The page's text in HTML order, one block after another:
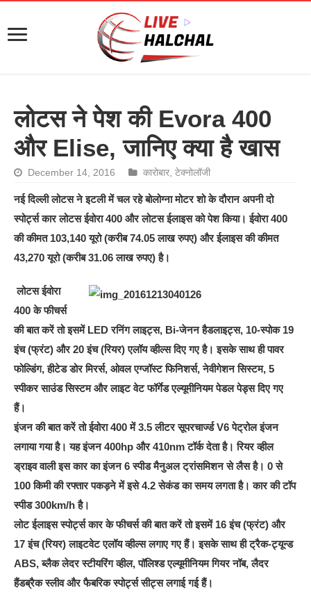
लोटस ने पेश की Evora 400
और Elise, जानिए क्या है खास
December 14, 2016 कारोबार ,टेक्नोलॉजी
नई दिल्ली लोटस ने इटली में चल रहे बोलोग्ना मोटर शो के दौरान अपनी दो
स्पोर्ट्स कार लोटस ईवोरा 400 और लोटस ईलाइस को पेश किया। ईवोरा 400
की कीमत 103,140 यूरो (करीब 74.05 लाख रुपए) और ईलाइस की कीमत
43,270 यूरो (करीब 31.06 लाख रुपए) है।
लोटस ईवोरा
400 के फीचर्स
की बात करें तो इसमें LED रनिंग लाइट्स, Bi-जेनन हैडलाइट्स, 10-स्पोक 19
इंच (फ्रंट) और 20 इंच (रियर) एलॉय व्हील्स दिए गए है। इसके साथ ही पावर
फोल्डिंग, हीटेड डोर मिरर्स, ओवल एग्जॉस्ट फिनिशर्स, नेवीगेशन सिस्टम, 5
स्पीकर साउंड सिस्टम और लाइट वेट फॉर्गेड एल्यूमीनियम पेडल पेड्स दिए गए
हैं।
इंजन की बात करें तो ईवोरा 400 में 3.5 लीटर सूपरचार्ज्ड V6 पेट्रोल इंजन
लगाया गया है। यह इंजन 400hp और 410nm टॉर्क देता है। रियर व्हील
ड्राइव वाली इस कार का इंजन 6 स्पीड मैनुअल ट्रांसमिशन से लैस है। 0 से
100 किमी की रफ्तार पकड़ने में इसे 4.2 सेकंड का समय लगता है। कार की टॉप
स्पीड 300km/h है।
लोट ईलाइस स्पोर्ट्स कार के फीचर्स की बात करें तो इसमें 16 इंच (फ्रंट) और
17 इंच (रियर) लाइटवेट एलॉय व्हील्स लगाए गए हैं। इसके साथ ही ट्रैक-ट्यून्ड
ABS, ब्लैक लेदर स्टीयरिंग व्हील, पॉलिश्ड एल्यूमीनियम गियर नॉब, लैदर
हैंडब्रैक स्लीव और फैबरिक स्पोर्ट्स सीट्स लगाई गई हैं।